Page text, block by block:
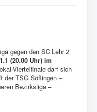
gegen den SC Lehr 2
(20.00 Uhr) im
Viertelfinale darf sich
der TSG Söflingen –
Bezirksliga –